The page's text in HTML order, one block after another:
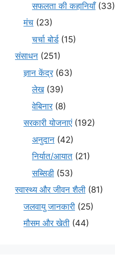
सफलता की कहानियाँ(33)
मंच (23)
चर्चा बोर्ड(15)
संसाधन (251)
ज्ञान केंद्र(63)
लेख(39)
वेबिनार(8)
सरकारी योजनाएं(192)
अनुदान (42)
निर्यात/आयात (21)
सब्सिडी (53)
स्वास्थ्य और जीवन शैली (81)
जलवायु जानकारी (25)
मौसम और खेती (44)